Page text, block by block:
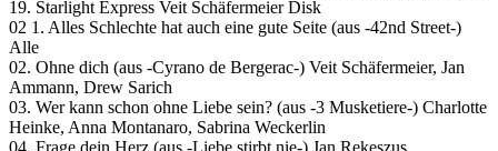
19. Starlight Express Veit Schäfermeier Disk
02 1. Alles Schlechte hat auch eine gute Seite (aus -42nd Street-)
Alle
02. Ohne dich (aus -Cyrano de Bergerac-) Veit Schäfermeier, Jan
Ammann, Drew Sarich
03. Wer kann schon ohne Liebe sein? (aus -3 Musketiere-) Charlotte
Heinke, Anna Montanaro, Sabrina Weckerlin
04. Frage dein Herz (aus -Liebe stirbt nie-) Jan Rekeszus